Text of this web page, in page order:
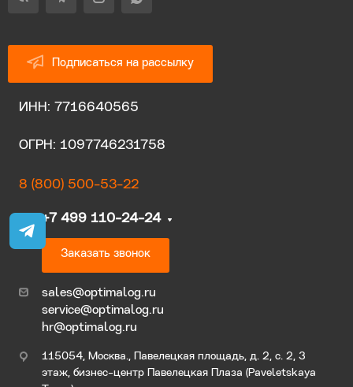
Подписаться на рассылку
ИНН: 7716640565
ОГРН: 1097746231758
8 (800) 500-53-22
+7 499 110-24-24
Заказать звонок
sales@optimalog.ru
service@optimalog.ru
hr@optimalog.ru
115054, Москва., Павелецкая площадь, д. 2, с. 2, 3
этаж, бизнес-центр Павелецкая Плаза (Paveletskaya